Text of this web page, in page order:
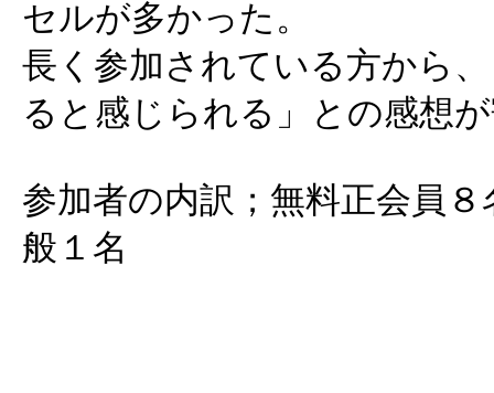
セルが多かった。
長く参加されている方から
ると感じられる」との感想
参加者の内訳；無料正会員
般１名